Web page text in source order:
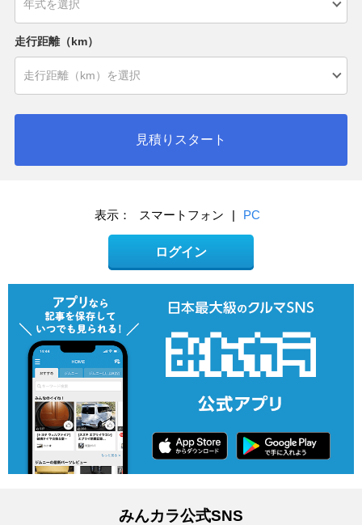
走行距離（km）
見積りスタート
表示： スマートフォン | PC
ログイン
みんカラ公式SNS